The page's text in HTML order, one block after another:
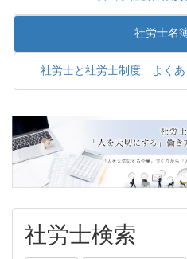
社労士名
社労士と社労士制度 よくあ
社労士検索